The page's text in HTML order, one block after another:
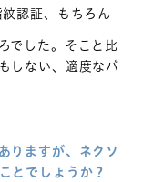
認証、もちろん
でした。そこと比
しない、適度なバ
ますが、ネクソ
とでしょうか？